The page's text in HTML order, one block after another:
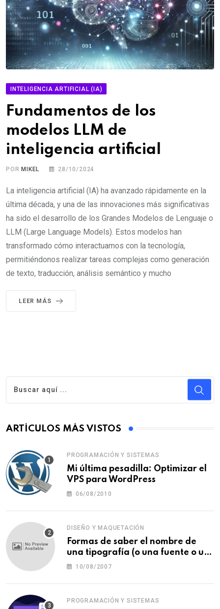
INTELIGENCIA ARTIFICIAL (IA)
Fundamentos de los
modelos LLM de
inteligencia artificial
PORMIKEL 28/10/2024
La inteligencia artificial (IA) ha avanzado rápidamente en la
última década, y una de las innovaciones más significativas
ha sido el desarrollo de los Grandes Modelos de Lenguaje o
LLM (Large Language Models). Estos modelos han
transformado cómo interactuamos con la tecnología,
permitiéndonos realizar tareas complejas como generación
de texto, traducción, análisis semántico y mucho
LEER MÁS
ARTÍCULOS MÁS VISTOS
PROGRAMACIÓN Y SISTEMAS
Mi última pesadilla: Optimizar el
VPS para WordPress
06/08/2010
DISEÑO Y MAQUETACIÓN
Formas de saber el nombre de
una tipografía (o una fuente o un
tipo de letra)
10/08/2007
PROGRAMACIÓN Y SISTEMAS